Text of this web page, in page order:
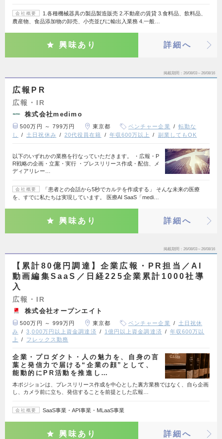
会社概要
1.各種機械器具の製品製造販売 2.不動産の賃貸 3.食料品、飲料品、
農産物、食品添加物の卸売、小売並びに輸出入業務 4.一般…
興味あり 詳細へ
掲載期間 26/08/03～26/08/16
広報PR
広報・IR
株式会社medimo
500万円 ～ 799万円 東京都 ベンチャー企業
転勤な
し
土日祝休み 20代役員在籍 年収600万以上 副業してもOK
以下のいずれかの業務を行なっていただきます。 ・広報・P
R戦略の企画・立案・実行 ・プレスリリース作成・配信、メ
ディアリレー…
会社概要
「患者との会話から5秒でカルテを作成する」 そんな未来の医療
を、すでに私たちは実現しています。 医療AI SaaS「medi…
興味あり 詳細へ
掲載期間 26/08/03～26/08/16
【累計80億円調達】企業広報・PR担当／AI
動画編集SaaS／日経225企業累計1000社導
入
広報・IR
株式会社オープンエイト
500万円 ～ 999万円 東京都 ベンチャー企業
土日祝休
み
3,000万円以上資金調達済 1億円以上資金調達済
年収600万以
上
フレックス勤務
企業・プロダクト・人の魅力を、自身の言
葉と発信力で届ける“企業の顔”として、
能動的にPR活動を推進し…
本ポジションは、プレスリリース作成を中心とした裏方業務ではなく、自ら企画
し、カメラ前に立ち、発信することを前提とした広報…
会社概要 SaaS事業・API事業・MLaaS事業
興味あり 詳細へ